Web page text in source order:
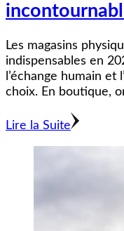
Les magasins
indispensables en
l’échange humain
choix. En boutique,
Lire la Suite